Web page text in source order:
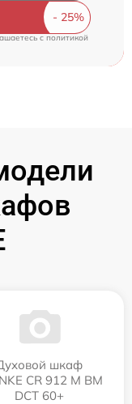
cполитикой
шкаф
CR 912 M BM
DCT 60+